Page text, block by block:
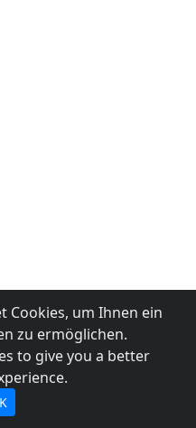
Cookies, um Ihnen ein
zu ermöglichen.
to give you a better